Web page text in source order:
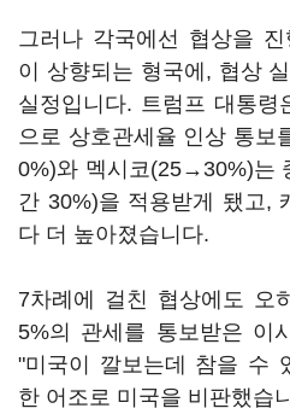
그러나 각국에선 협상을
이 상향되는 형국에, 협상
실정입니다. 트럼프 대통령
으로 상호관세율 인상 통
0%)와 멕시코(25→30%)는
간 30%)을 적용받게 됐고,
다 더 높아졌습니다.
7차례에 걸친 협상에도 오
5%의 관세를 통보받은 이
"미국이 깔보는데 참을 수
한 어조로 미국을 비판했습